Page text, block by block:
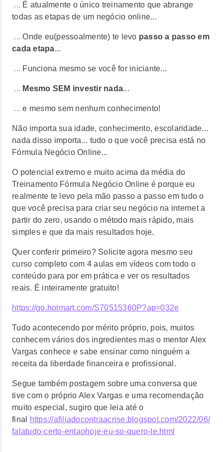
... É atualmente o único treinamento que abrange
todas as etapas de um negócio online...
... Onde eu(pessoalmente) te levo passo a passo em
cada etapa...
... Funciona mesmo se você for iniciante...
... Mesmo SEM investir nada...
... e mesmo sem nenhum conhecimento!
Não importa sua idade, conhecimento, escolaridade...
nada disso importa... tudo o que você precisa está no
Fórmula Negócio Online...
O potencial extremo e muito acima da média do
Treinamento Fórmula Negócio Online é porque eu
realmente te levo pela mão passo a passo em tudo o
que você precisa para criar seu negócio na internet a
partir do zero, usando o método mais rápido, mais
simples e que da mais resultados hoje.
Quer conferir primeiro? Solicite agora mesmo seu
curso completo com 4 aulas em vídeos com todo o
conteúdo para por em prática e ver os resultados
reais. É inteiramente gratuito!
https://go.hotmart.com/S70515360P?ap=032e
Tudo acontecendo por mérito próprio, pois, muitos
conhecem vários dos ingredientes mas o mentor Alex
Vargas conhece e sabe ensinar como ninguém a
receita da liberdade financeira e profissional.
Segue também postagem sobre uma conversa que
tive com o próprio Alex Vargas e uma recomendação
muito especial, sugiro que leia até o
final
https://afiliadocontraacrise.blogspot.com/2022/06/
falatudo-certo-entaohoje-eu-so-quero-te.html